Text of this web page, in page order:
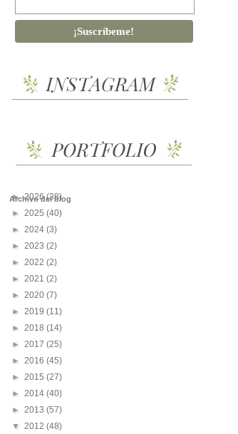
Archivo del blog
►2026(38)
► 2025 (40)
► 2024 (3)
► 2023 (2)
► 2022 (2)
► 2021 (2)
► 2020 (7)
► 2019 (11)
► 2018 (14)
► 2017 (25)
► 2016 (45)
► 2015 (27)
► 2014 (40)
► 2013 (57)
▼ 2012 (48)